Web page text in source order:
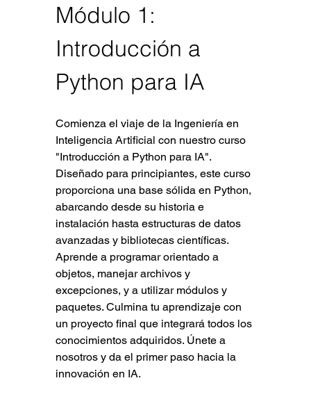
Módulo 1:
Introducción a
Python para IA
Comienza el viaje de la Ingeniería en
Inteligencia Artificial con nuestro curso
"Introducción a Python para IA".
Diseñado para principiantes, este curso
proporciona una base sólida en Python,
abarcando desde su historia e
instalación hasta estructuras de datos
avanzadas y bibliotecas científicas.
Aprende a programar orientado a
objetos, manejar archivos y
excepciones, y a utilizar módulos y
paquetes. Culmina tu aprendizaje con
un proyecto final que integrará todos los
conocimientos adquiridos. Únete a
nosotros y da el primer paso hacia la
innovación en IA.